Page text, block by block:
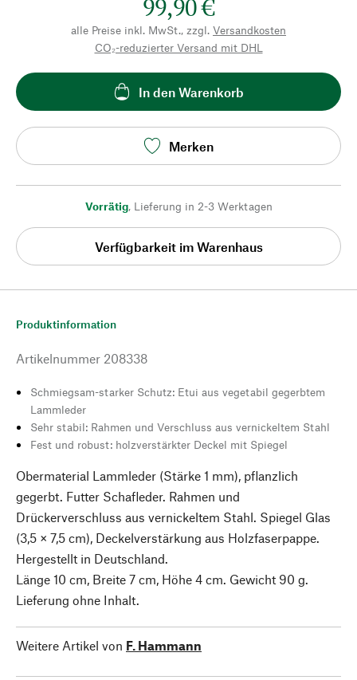
99,90 €
alle Preise inkl. MwSt., zzgl. Versandkosten
CO₂-reduzierter Versand mit DHL
In den Warenkorb
Merken
Vorrätig, Lieferung in 2-3 Werktagen
Verfügbarkeit im Warenhaus
Produktinformation
Artikelnummer 208338
Schmiegsam-starker Schutz: Etui aus vegetabil gegerbtem
Lammleder
Sehr stabil: Rahmen und Verschluss aus vernickeltem Stahl
Fest und robust: holzverstärkter Deckel mit Spiegel
Obermaterial Lammleder (Stärke 1 mm), pflanzlich
gegerbt. Futter Schafleder. Rahmen und
Drückerverschluss aus vernickeltem Stahl. Spiegel Glas
(3,5 × 7,5 cm), Deckelverstärkung aus Holzfaserpappe.
Hergestellt in Deutschland.
Länge 10 cm, Breite 7 cm, Höhe 4 cm. Gewicht 90 g.
Lieferung ohne Inhalt.
Weitere Artikel von F. Hammann